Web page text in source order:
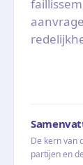
De kern van
partijen en